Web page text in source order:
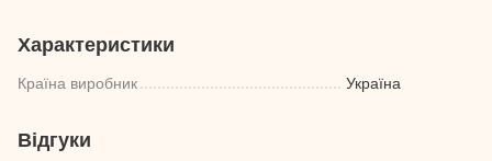
Характеристики
Країна виробник Україна
Відгуки